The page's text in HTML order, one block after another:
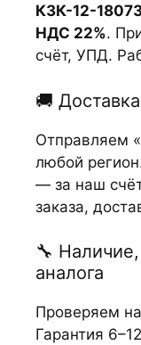
КЗК-12-
НДС 22%.
счёт, УПД.
🚚
Отправляем
любой
— за наш
заказа,
🔧
аналога
Проверяем
Гарантия